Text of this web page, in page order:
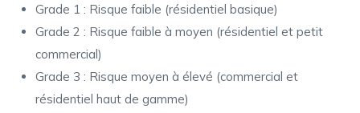
Grade 1 : Risque faible (résidentiel basique)
Grade 2 : Risque faible à moyen (résidentiel et petit
commercial)
Grade 3 : Risque moyen à élevé (commercial et
résidentiel haut de gamme)